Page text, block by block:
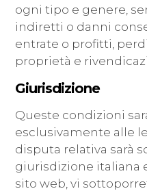
ogni tipo e genere,
indiretti o danni
entrate o profitti,
proprietà e
Giurisdizione
Queste condizioni
esclusivamente alle
disputa relativa sarà
giurisdizione italiana
sito web, vi